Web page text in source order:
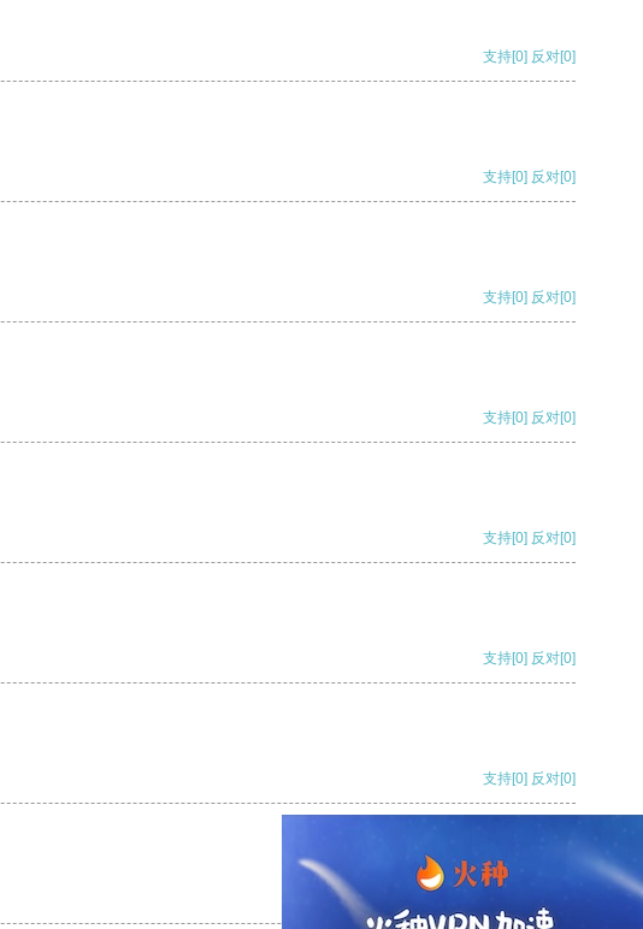
支持[0] 反对[0]
支持[0] 反对[0]
支持[0] 反对[0]
支持[0] 反对[0]
支持[0] 反对[0]
支持[0] 反对[0]
支持[0] 反对[0]